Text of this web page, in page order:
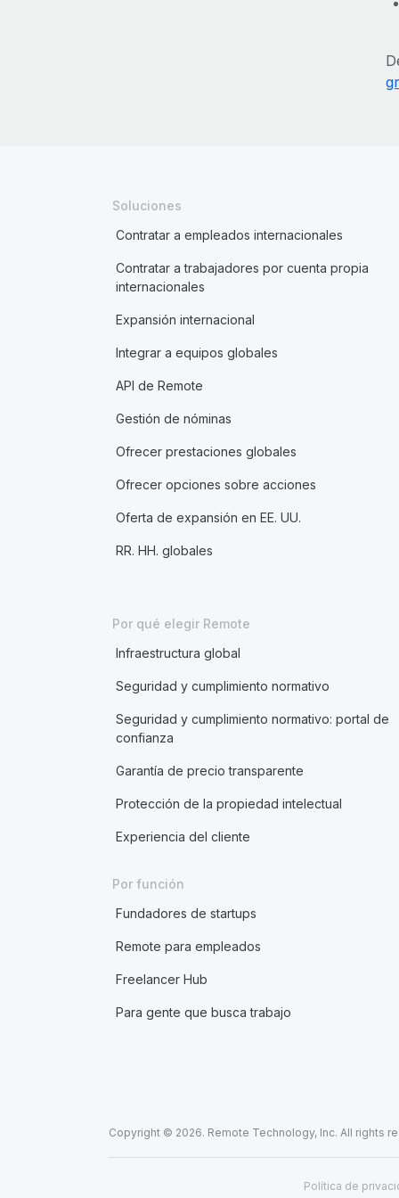
Soluciones
Contratar a empleados internacionales
Contratar a trabajadores por cuenta propia
internacionales
Expansión internacional
Integrar a equipos globales
API de Remote
Gestión de nóminas
Ofrecer prestaciones globales
Ofrecer opciones sobre acciones
Oferta de expansión en EE. UU.
RR. HH. globales
Por qué elegir Remote
Infraestructura global
Seguridad y cumplimiento normativo
Seguridad y cumplimiento normativo: portal de
confianza
Garantía de precio transparente
Protección de la propiedad intelectual
Experiencia del cliente
Por función
Fundadores de startups
Remote para empleados
Freelancer Hub
Para gente que busca trabajo
Copyright © 2026. Remote Technology, Inc. All rights
Política de